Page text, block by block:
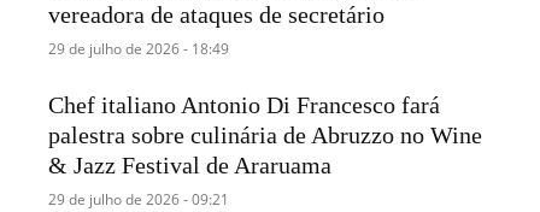
vereadora de ataques de secretário
29 de julho de 2026 - 18:49
Chef italiano Antonio Di Francesco fará
palestra sobre culinária de Abruzzo no Wine
& Jazz Festival de Araruama
29 de julho de 2026 - 09:21